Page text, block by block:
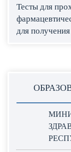
Тесты для
для